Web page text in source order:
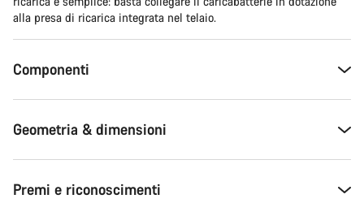
alla presa di ricarica integrata nel telaio.
Componenti
Geometria & dimensioni
Premi e riconoscimenti